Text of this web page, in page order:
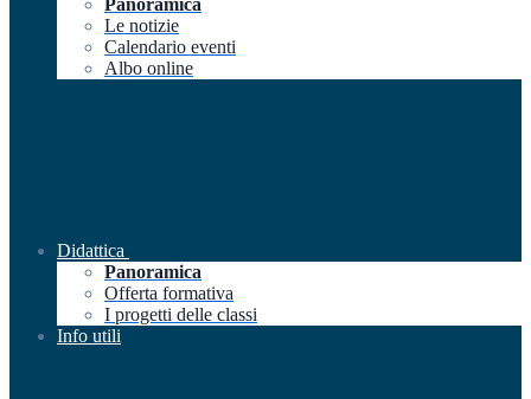
Panoramica
Le notizie
Calendario eventi
Albo online
Didattica
Panoramica
Offerta formativa
I progetti delle classi
Info utili